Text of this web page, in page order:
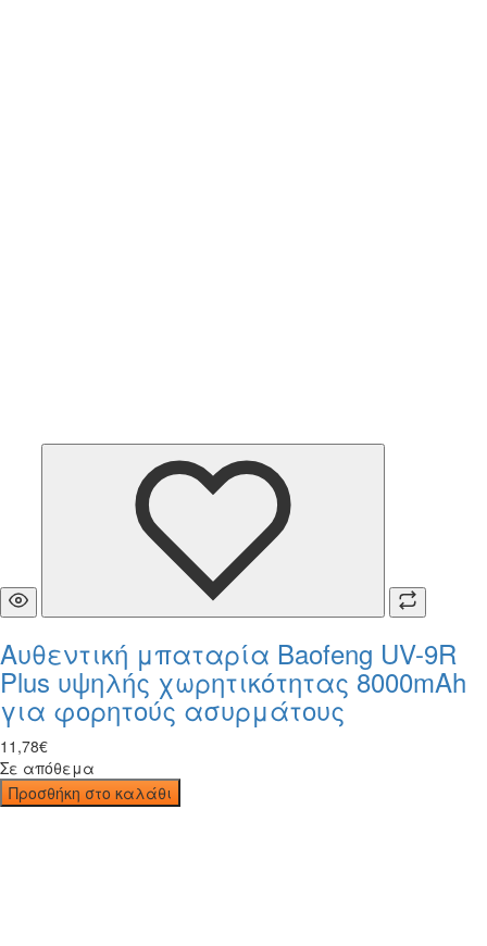
Αυθεντική μπαταρία Baofeng UV-9R
Plus υψηλής χωρητικότητας 8000mAh
για φορητούς ασυρμάτους
11 ,78€
Σε απόθεμα
Προσθήκη στο καλάθι